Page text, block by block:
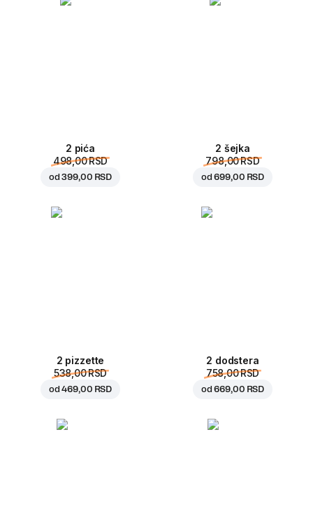
2 pića
498,00 RSD
od399,00 RSD
2 šejka
798,00 RSD
od699,00 RSD
2 pizzette
538,00 RSD
od469,00 RSD
2 dodstera
758,00 RSD
od669,00 RSD